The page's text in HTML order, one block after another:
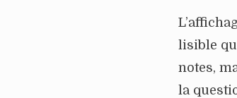
lisible
notes,
la